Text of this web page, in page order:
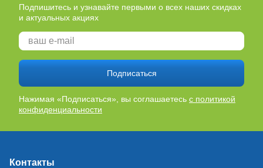
Подпишитесь и узнавайте первыми о всех наших скидках
и актуальных акциях
Подписаться
Нажимая «Подписаться», вы соглашаетесь с политикой
конфиденциальности
Контакты